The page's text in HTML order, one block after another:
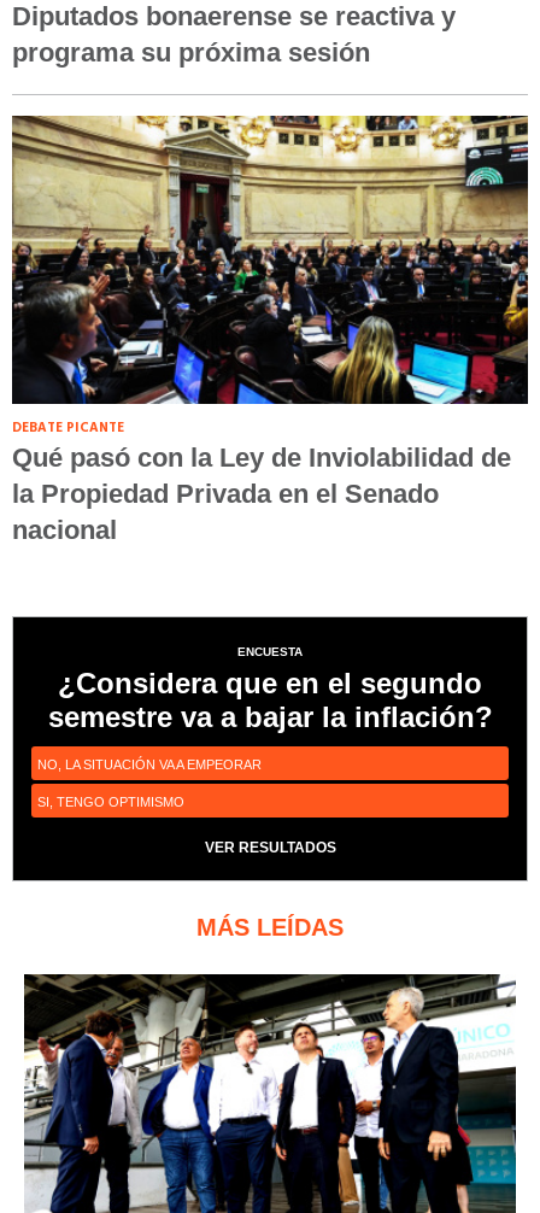
Diputados bonaerense se reactiva y
programa su próxima sesión
DEBATE PICANTE
Qué pasó con la Ley de Inviolabilidad de
la Propiedad Privada en el Senado
nacional
ENCUESTA
¿Considera que en el segundo
semestre va a bajar la inflación?
NO, LA SITUACIÓN VA A EMPEORAR
SI, TENGO OPTIMISMO
VER RESULTADOS
MÁS LEÍDAS